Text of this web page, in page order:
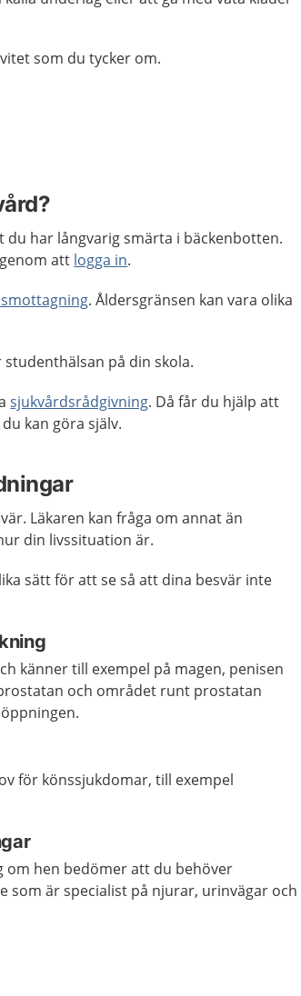
som du tycker om.
har långvarig smärta i bäckenbotten.
att logga in.
. Åldersgränsen kan vara olika
på din skola.
sjukvårdsrådgivning. Då får du hjälp att
kan göra själv.
Läkaren kan fråga om annat än
din livssituation är.
sätt för att se så att dina besvär inte
känner till exempel på magen, penisen
och området runt prostatan
för könssjukdomar, till exempel
om hen bedömer att du behöver
som är specialist på njurar, urinvägar och